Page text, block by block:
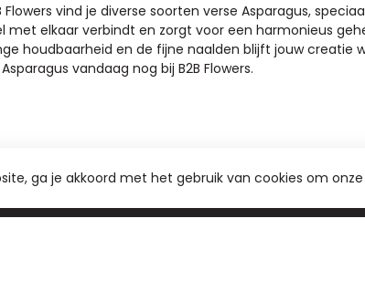
Flowers vind je diverse soorten verse Asparagus,
met elkaar verbindt en zorgt voor een harmonieus
houdbaarheid en de fijne naalden blijft jouw creatie
vandaag nog bij B2B Flowers.
ga je akkoord met het gebruik van cookies om